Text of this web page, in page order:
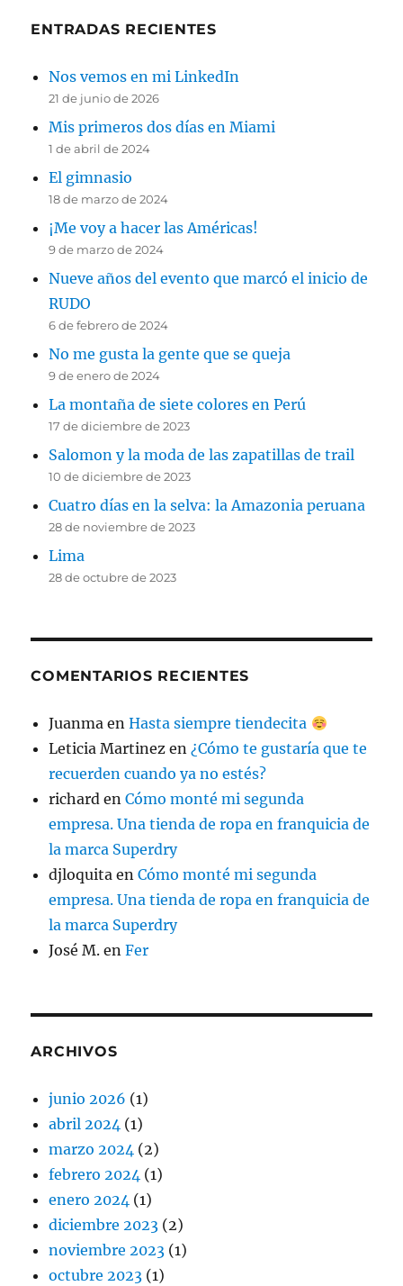
ENTRADAS RECIENTES
Nos vemos en mi LinkedIn
21 de junio de 2026
Mis primeros dos días en Miami
1 de abril de 2024
El gimnasio
18 de marzo de 2024
¡Me voy a hacer las Américas!
9 de marzo de 2024
Nueve años del evento que marcó el inicio de
RUDO
6 de febrero de 2024
No me gusta la gente que se queja
9 de enero de 2024
La montaña de siete colores en Perú
17 de diciembre de 2023
Salomon y la moda de las zapatillas de trail
10 de diciembre de 2023
Cuatro días en la selva: la Amazonia peruana
28 de noviembre de 2023
Lima
28 de octubre de 2023
COMENTARIOS RECIENTES
Juanma enHasta siempre tiendecita
Leticia Martinez en¿Cómo te gustaría que te
recuerden cuando ya no estés?
richard enCómo monté mi segunda
empresa. Una tienda de ropa en franquicia de
la marca Superdry
djloquita enCómo monté mi segunda
empresa. Una tienda de ropa en franquicia de
la marca Superdry
José M. enFer
ARCHIVOS
junio 2026 (1)
abril 2024 (1)
marzo 2024 (2)
febrero 2024 (1)
enero 2024 (1)
diciembre 2023 (2)
noviembre 2023 (1)
octubre 2023 (1)